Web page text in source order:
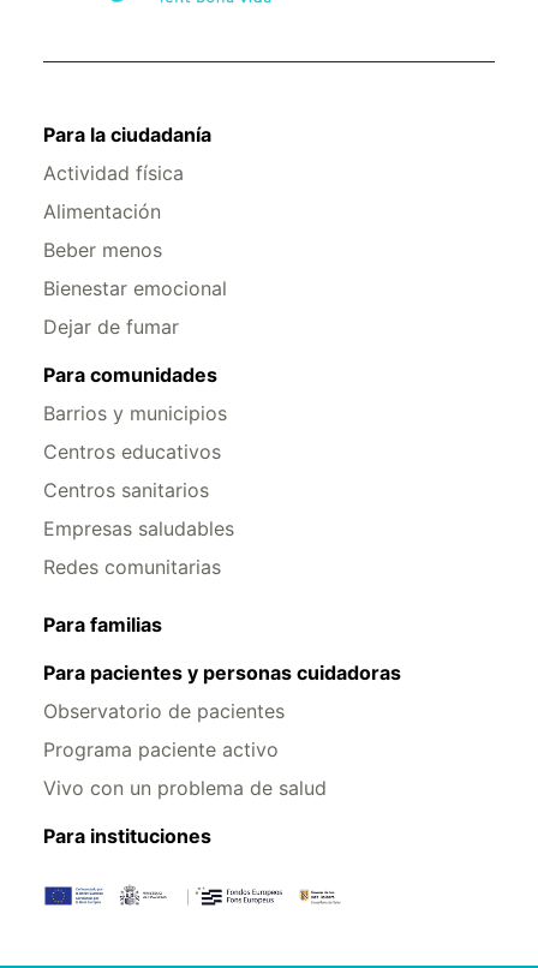
Para la ciudadanía
Actividad física
Alimentación
Beber menos
Bienestar emocional
Dejar de fumar
Para comunidades
Barrios y municipios
Centros educativos
Centros sanitarios
Empresas saludables
Redes comunitarias
Para familias
Para pacientes y personas cuidadoras
Observatorio de pacientes
Programa paciente activo
Vivo con un problema de salud
Para instituciones